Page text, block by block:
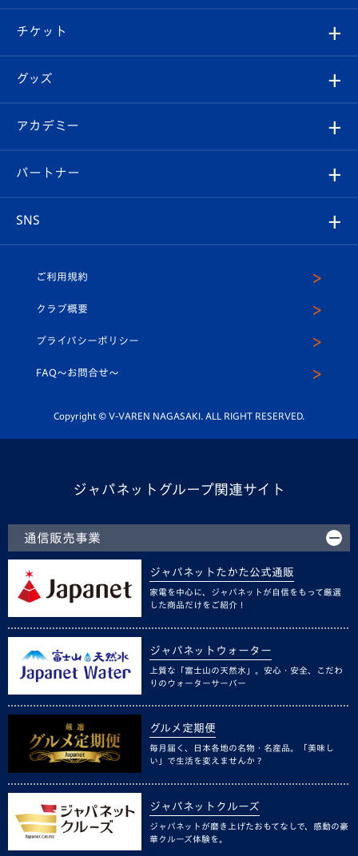
試合情報
チケット
イベント
メディア
ホームタウン
クラブ概要
エンブレム紹介
スタッフプロフィール
マスコット紹介
平和祈念活動
ホームタウン活動
はじめての観戦ガイド
Revive Team
ヴィヴィくんの長崎おもてなしガイド
試合日程/結果
フォトギャラリー
スタジアムグルメ
チケット
チケット
V-LOVERS（ファンクラブ）
プレイヤーズスイート
グッズ
オンラインショップ
店舗情報
アカデミー
育成からのお知らせ
U-18
スクール
パートナー
SNS
ヴィヴィくんインスタグラム
公式LINE＠
ご利用規約
クラブ概要
プライバシーポリシー
FAQ〜お問合せ〜
Copyright © V-VAREN NAGASAKI. ALL RIGHT RESERVED.
ジャパネットグループ関連サイト
通信販売事業
ジャパネットたかた公式通販
家電を中心に、ジャパネットが自信をもって厳選
した商品だけをご紹介！
ジャパネットウォーター
上質な「富士山の天然水」。安心・安全、こだわ
りのウォーターサーバー
グルメ定期便
毎月届く、日本各地の名物・名産品。「美味し
い」で生活を変えませんか？
ジャパネットクルーズ
ジャパネットが磨き上げたおもてなしで、感動の豪
華クルーズ体験を。